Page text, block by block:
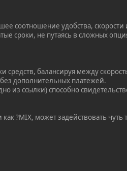
соотношение удобства,
сроки, не путаясь в сложных
средств, балансируя между
без дополнительных платежей.
из ссылки) способно
?MIX, может задействовать